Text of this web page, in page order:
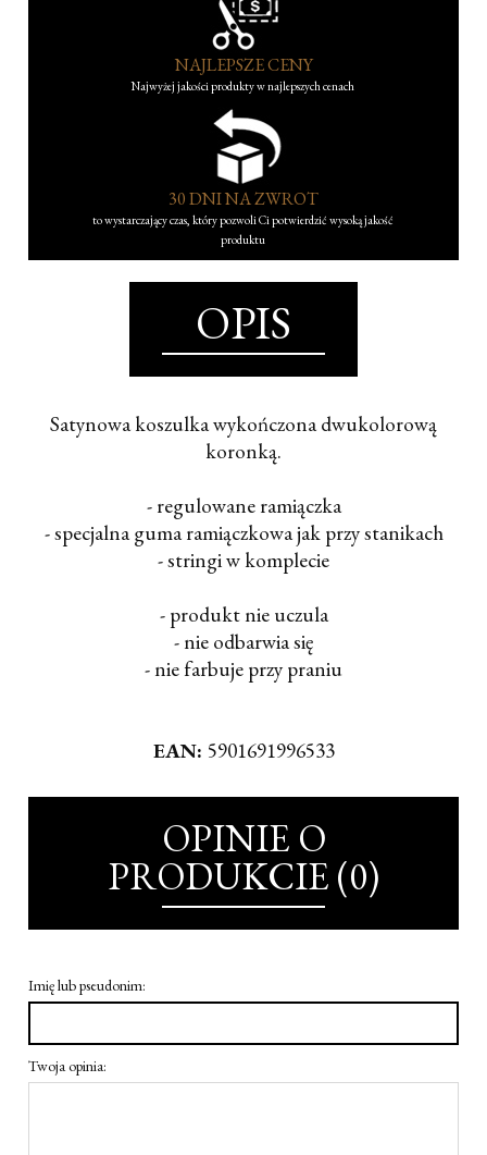
NAJLEPSZE CENY
Najwyżej jakości produkty w najlepszych cenach
30 DNI NA ZWROT
to wystarczający czas, który pozwoli Ci potwierdzić wysoką jakość
produktu
OPIS
Satynowa koszulka wykończona dwukolorową
koronką.
- regulowane ramiączka
- specjalna guma ramiączkowa jak przy stanikach
- stringi w komplecie
- produkt nie uczula
- nie odbarwia się
- nie farbuje przy praniu
EAN: 5901691996533
OPINIE O
PRODUKCIE (0)
Imię lub pseudonim:
Twoja opinia: